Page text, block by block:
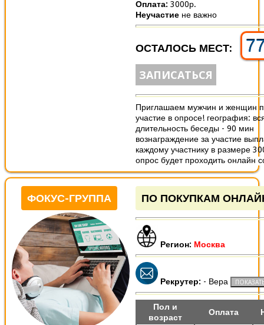
Оплата: 3000р.
Неучастие не важно
ОСТАЛОСЬ МЕСТ:
ЗАПИСАТЬСЯ
Приглашаем мужчин и женщин
участие в опросе! география:
длительность беседы - 90 мин
вознаграждение за участие
каждому участнику в размере
опрос будет проходить онлайн
ФОКУС-ГРУППА ПО ПОКУПКАМ
Регион: Москва
Рекрутер: - Вера
Пол и
возраст
Оплата